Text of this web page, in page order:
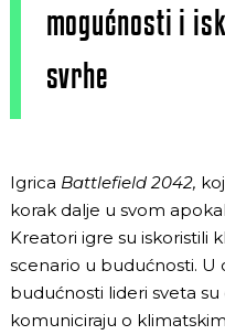
mogućnosti i
svrhe
Igrica Battlefield 2042,
korak dalje u svom
Kreatori igre su iskoristili
scenario u budućnosti. U
budućnosti lideri sveta
komuniciraju o